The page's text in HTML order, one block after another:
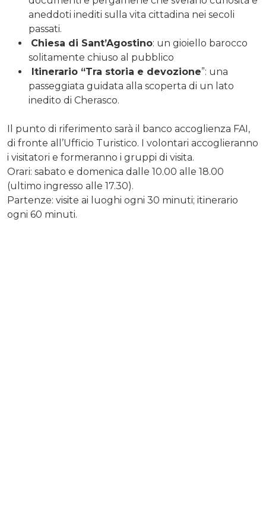
aneddoti inediti sulla vita cittadina nei secoli
passati.
Chiesa di Sant’Agostino: un gioiello barocco
solitamente chiuso al pubblico
Itinerario “Tra storia e devozione”: una
passeggiata guidata alla scoperta di un lato
inedito di Cherasco.
Il punto di riferimento sarà il banco accoglienza FAI,
di fronte all’Ufficio Turistico. I volontari accoglieranno
i visitatori e formeranno i gruppi di visita.
Orari: sabato e domenica dalle 10.00 alle 18.00
(ultimo ingresso alle 17.30).
Partenze: visite ai luoghi ogni 30 minuti; itinerario
ogni 60 minuti.